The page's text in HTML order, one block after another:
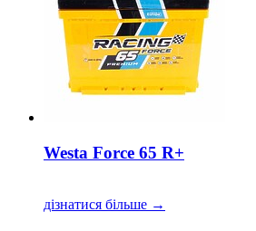
Westa Force 65 R+
дізнатися більше →